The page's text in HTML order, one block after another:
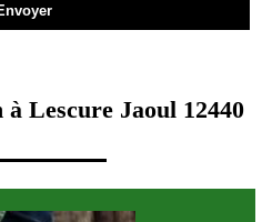
Lescure Jaoul 12440